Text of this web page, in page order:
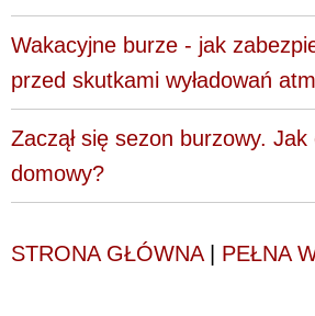
Wakacyjne burze - jak
przed skutkami wyładowań
Zaczął się sezon burzowy.
domowy?
STRONA GŁÓWNA| PEŁNA